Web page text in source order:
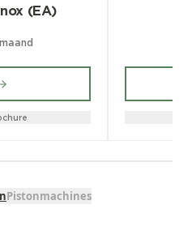
(EA)
Pistonmachines